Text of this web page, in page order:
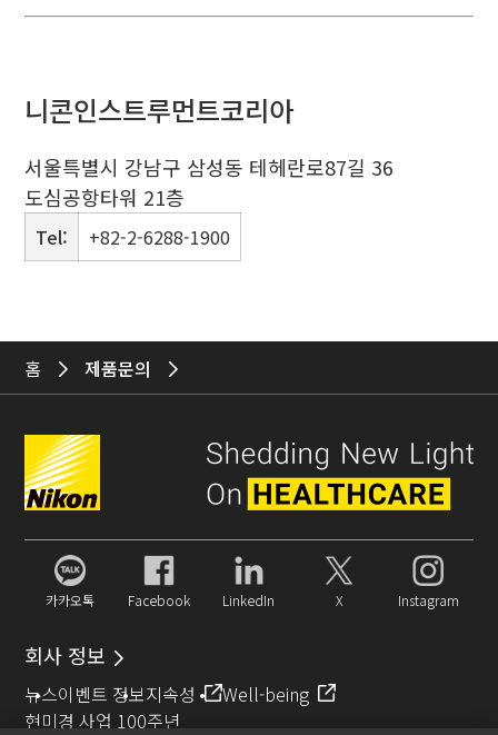
니콘인스트루먼트코리아
서울특별시 강남구 삼성동 테헤란로87길 36
도심공항타워 21층
Tel: +82-2-6288-1900
홈 제품문의
카카오톡 Facebook LinkedIn X Instagram
회사 정보
뉴스이벤트 정보지속성
Well-being
현미경 사업 100주년